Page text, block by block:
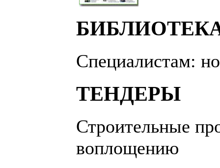
Специалистам:
ТЕНДЕРЫ
Строительные
воплощению